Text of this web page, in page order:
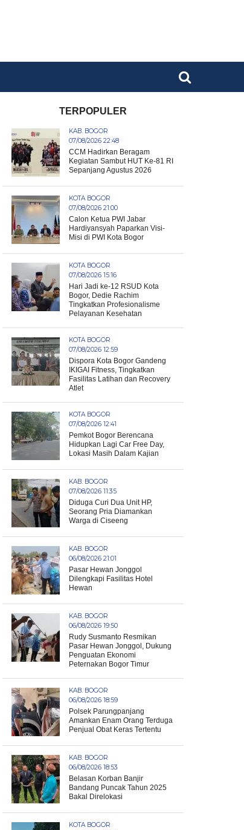
TERPOPULER
KAB. BOGOR
07/08/2026 22:48
CCM Hadirkan Beragam
Kegiatan Sambut HUT Ke-81 RI
Sepanjang Agustus 2026
KOTA BOGOR
07/08/2026 21:00
Calon Ketua PWI Jabar
Hardiyansyah Paparkan Visi-
Misi di PWI Kota Bogor
KOTA BOGOR
07/08/2026 15:16
Hari Jadi ke-12 RSUD Kota
Bogor, Dedie Rachim
Tingkatkan Profesionalisme
Pelayanan Kesehatan
KOTA BOGOR
07/08/2026 12:59
Dispora Kota Bogor Gandeng
IKIGAI Fitness, Tingkatkan
Fasilitas Latihan dan Recovery
Atlet
KOTA BOGOR
07/08/2026 12:41
Pemkot Bogor Berencana
Hidupkan Lagi Car Free Day,
Lokasi Masih Dalam Kajian
KAB. BOGOR
07/08/2026 11:35
Diduga Curi Dua Unit HP,
Seorang Pria Diamankan
Warga di Ciseeng
KAB. BOGOR
06/08/2026 21:01
Pasar Hewan Jonggol
Dilengkapi Fasilitas Hotel
Hewan
KAB. BOGOR
06/08/2026 19:50
Rudy Susmanto Resmikan
Pasar Hewan Jonggol, Dukung
Penguatan Ekonomi
Peternakan Bogor Timur
KAB. BOGOR
06/08/2026 18:59
Polsek Parungpanjang
Amankan Enam Orang Terduga
Penjual Obat Keras Tertentu
KAB. BOGOR
06/08/2026 18:53
Belasan Korban Banjir
Bandang Puncak Tahun 2025
Bakal Direlokasi
KOTA BOGOR